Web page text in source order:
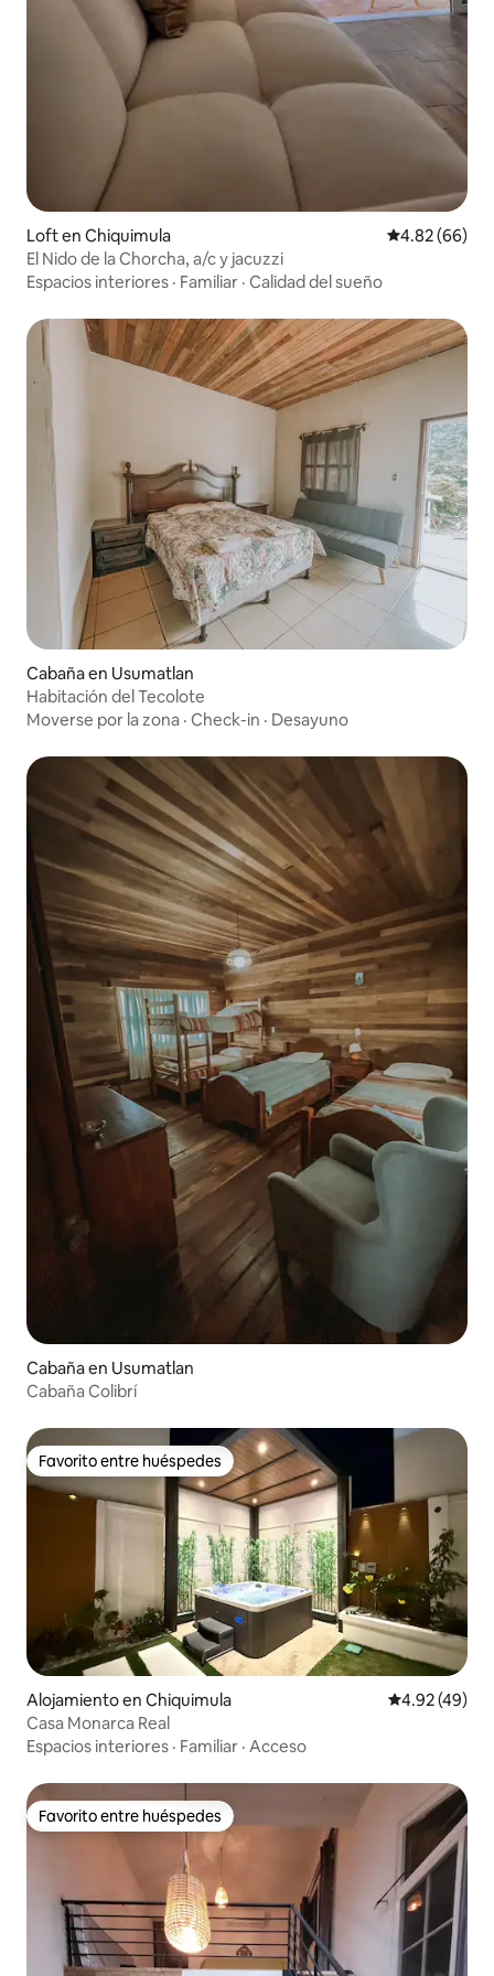
Loft en Chiquimula Calificación
4.82 (66)
El Nido de la Chorcha, a/c y jacuzzi
Espacios interiores · Familiar · Calidad del sueño
Cabaña en Usumatlan
Habitación del Tecolote
Moverse por la zona · Check-in · Desayuno
Cabaña en Usumatlan
Cabaña Colibrí
Favorito entre huéspedes
Favorito entre huéspedes
Alojamiento en Chiquimula Calificación
4.92 (49)
Casa Monarca Real
Espacios interiores · Familiar · Acceso
Favorito entre huéspedes
Favorito entre huéspedes